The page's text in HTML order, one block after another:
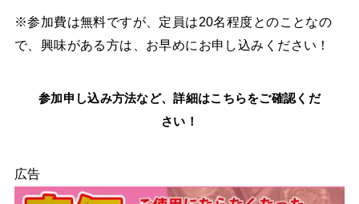
※参加費は無料ですが、定員は20名程度とのことなの
で、興味がある方は、お早めにお申し込みください！
参加申し込み方法など、詳細はこちらをご確認くだ
さい！
広告